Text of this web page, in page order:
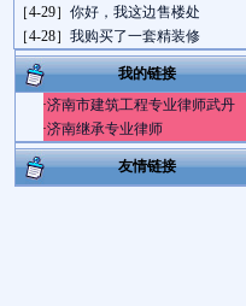
［4-29］ 你好，我这边售楼处
［4-28］ 我购买了一套精装修
我的链接
·济南市建筑工程专业律师武丹
·济南继承专业律师
友情链接